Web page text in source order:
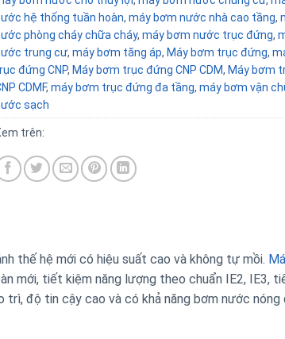
hệ thống tuần hoàn, máy bơm nước nhà cao tầng,
phòng cháy chữa cháy, máy bơm nước trục đứng,
trung cư, máy bơm tăng áp, Máy bơm trục đứng,
đứng CNP, Máy bơm trục đứng CNP CDM, Máy bơm
CDMF, máy bơm trục đứng đa tầng, máy bơm vận
sạch
trên:
thế hệ mới có hiệu suất cao và không tự mồi.
mới, tiết kiệm năng lượng theo chuẩn IE2, IE3,
độ tin cậy cao và có khả năng bơm nước nóng